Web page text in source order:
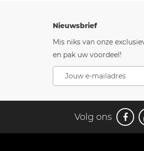
Nieuwsbrief
Mis niks van onze
en pak uw voordeel!
Volg ons